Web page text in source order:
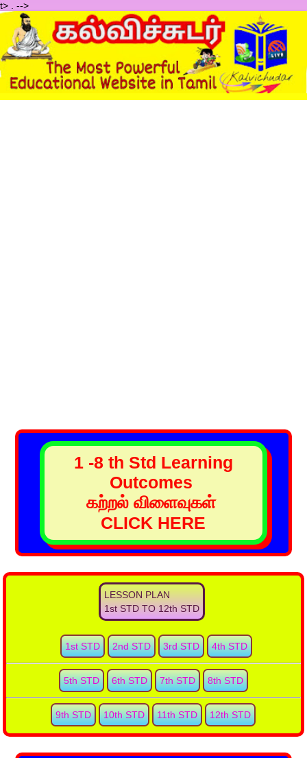
t> -->
1 -8 th Std Learning
Outcomes
கற்றல் விளைவுகள்
CLICK HERE
LESSON PLAN
1st STD TO 12th STD
1st STD 2nd STD 3rd STD 4th STD
5th STD 6th STD 7th STD 8th STD
9th STD 10th STD 11th STD 12th STD